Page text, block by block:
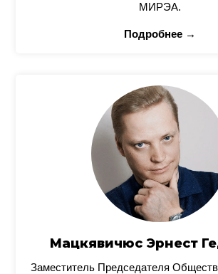
МИРЭА.
Подробнее →
Мацкявичюс Эрнест
Заместитель Председателя